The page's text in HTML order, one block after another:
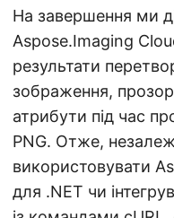
На завершення ми
Aspose.Imaging
результати
зображення,
атрибути під час
PNG. Отже,
використовувати
для .NET чи